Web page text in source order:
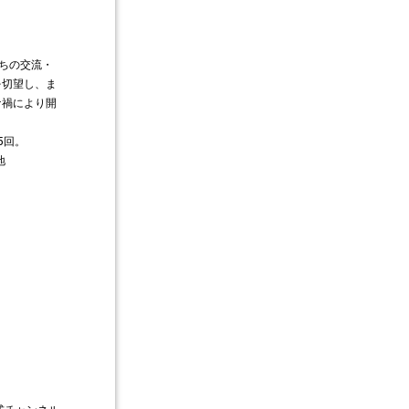
の交流・
望し、ま
により開
。